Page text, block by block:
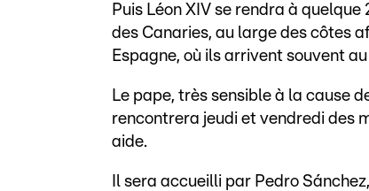
Puis Léon XIV se rendra à
des Canaries, au large des côtes
Espagne, où ils arrivent souvent
Le pape, très sensible à la cause
rencontrera jeudi et vendredi des
aide.
Il sera accueilli par Pedro